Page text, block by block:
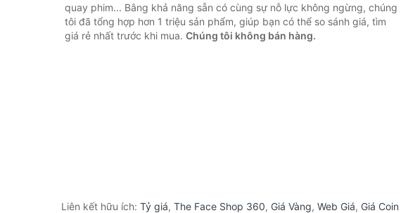
quay phim... Bằng khả năng sẵn có cùng sự nỗ lực không ngừng, chúng
tôi đã tổng hợp hơn 1 triệu sản phẩm, giúp bạn có thể so sánh giá, tìm
giá rẻ nhất trước khi mua. Chúng tôi không bán hàng.
Liên kết hữu ích: Tỷ giá, The Face Shop 360, Giá Vàng, Web Giá, Giá Coin